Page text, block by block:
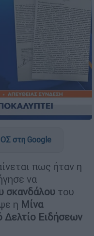
στη Google
πως ήταν η
να
σκανδάλου του
η Μίνα
Δελτίο Ειδήσεων